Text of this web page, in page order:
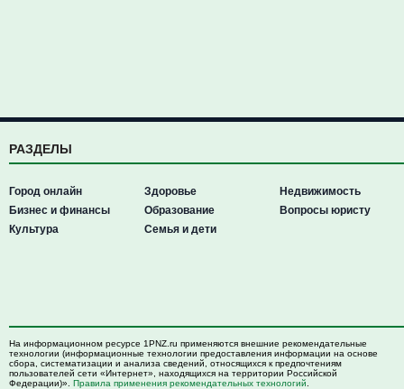
РАЗДЕЛЫ
Город онлайн
Бизнес и финансы
Культура
Здоровье
Образование
Семья и дети
Недвижимость
Вопросы юристу
На информационном ресурсе 1PNZ.ru применяются внешние рекомендательные
технологии (информационные технологии предоставления информации на основе
сбора, систематизации и анализа сведений, относящихся к предпочтениям
пользователей сети «Интернет», находящихся на территории Российской
Федерации)». Правила применения рекомендательных технологий